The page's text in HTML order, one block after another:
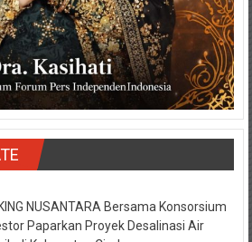
NUSANTARA Bersama Konsorsium
Paparkan Proyek Desalinasi Air